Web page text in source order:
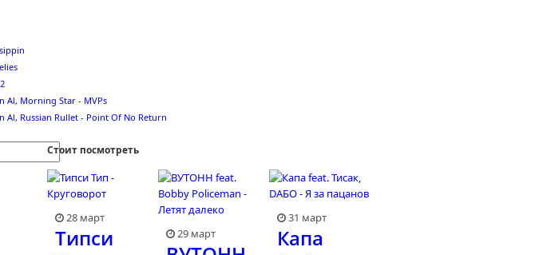
Al, Morning Star - MVPs
Al, Russian Rullet - Point Of No Return
Стоит посмотреть
28 март
Типси
29 март
31 март
Капа